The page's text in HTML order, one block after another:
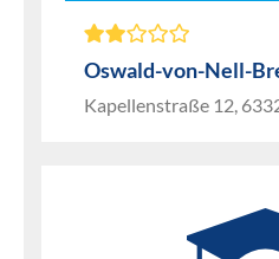
Oswald-von-Nell-
Kapellenstraße 12,